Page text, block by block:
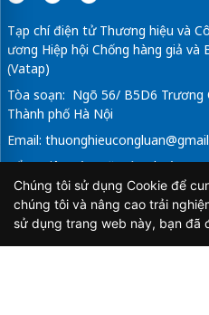
Tạp chí điện tử Thương hiệu và
ương Hiệp hội Chống hàng giả
(Vatap)
Tòa soạn: Ngõ 56/ B5D6 Trương
Thành phố Hà Nội
Email:
Tổng Biên Tập: Vũ Đức Thuận
Giấy phép hoạt động báo chí
Thông tin và Truyền thông cấp
Chúng tôi sử dụng Cookie để
chúng tôi và nâng cao trải
sử dụng trang web này, bạn đã